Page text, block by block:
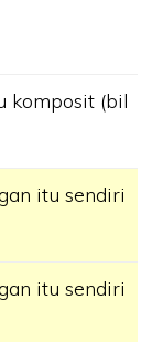
komposit (bil
itu sendiri
itu sendiri